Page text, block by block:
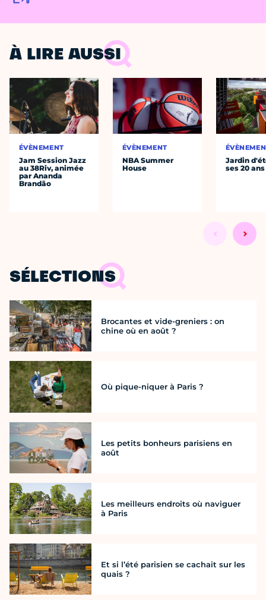
À LIRE AUSSI
ÉVÈNEMENT
Jam Session Jazz
au 38Riv, animée
par Ananda
Brandão
ÉVÈNEMENT
NBA Summer
House
Jardin
ses 20 ans
SÉLECTIONS
Brocantes et vide-greniers : on
chine où en août ?
Où pique-niquer à Paris ?
Les petits bonheurs parisiens en
août
Les meilleurs endroits où naviguer
à Paris
Et si l’été parisien se cachait sur les
quais ?